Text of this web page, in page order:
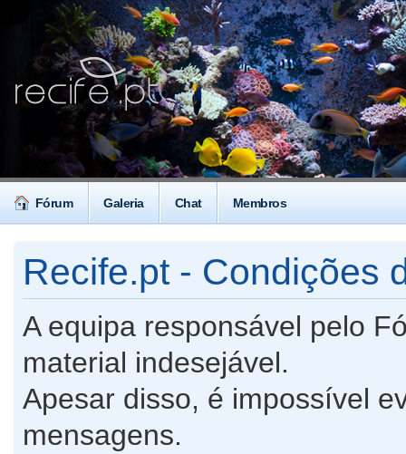
Fórum Galeria Chat Membros
Recife.pt - Condições
A equipa responsável pelo
material indesejável.
Apesar disso, é impossível
mensagens.